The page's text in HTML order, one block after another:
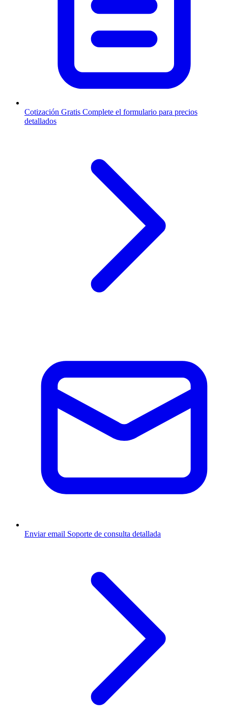
Cotización Gratis Complete el formulario para precios
detallados
Enviar email Soporte de consulta detallada